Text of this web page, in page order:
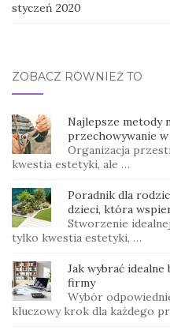
styczeń 2020
ZOBACZ RÓWNIEŻ TO
Najlepsze metody
przechowywanie
Organizacja
kwestia estetyki, ale …
Poradnik dla
dzieci, która
Stworzenie
tylko kwestia estetyki, …
Jak wybrać
firmy
Wybór
kluczowy krok dla każdego